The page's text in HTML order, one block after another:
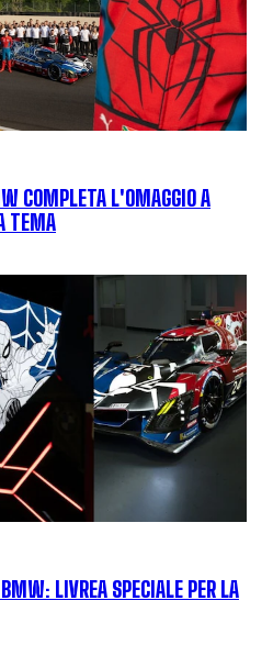
COMPLETA L'OMAGGIO A
TEMA
LIVREA SPECIALE PER LA